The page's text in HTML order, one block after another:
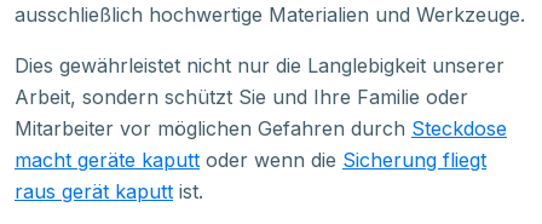
ausschließlich hochwertige Materialien und Werkzeuge.
Dies gewährleistet nicht nur die Langlebigkeit unserer
Arbeit, sondern schützt Sie und Ihre Familie oder
Mitarbeiter vor möglichen Gefahren durch Steckdose
macht geräte kaputt oder wenn die Sicherung fliegt
raus gerät kaputt ist.